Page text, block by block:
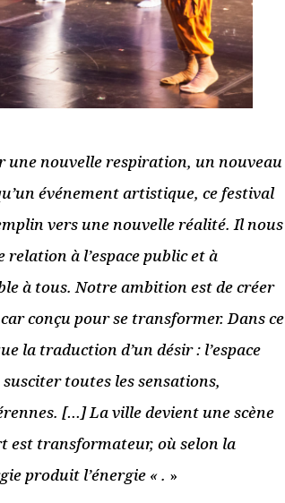
les données de vos commentaires sont utilisées